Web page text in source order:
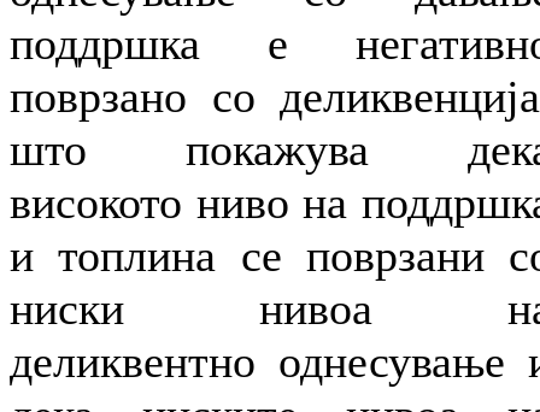
поддршка е
поврзано со
што покажува
високото ниво на
и топлина се поврзани
ниски нивоа
деликвентно однесување